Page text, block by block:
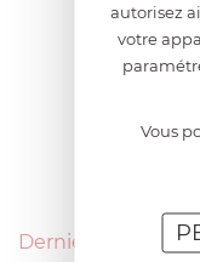
Derniers avis
autorisez
votre
Vous